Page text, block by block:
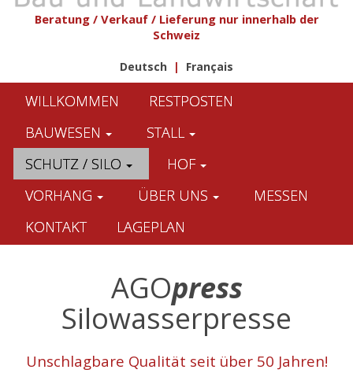
Beratung / Verkauf / Lieferung nur innerhalb der
Schweiz
Deutsch | Français
WILLKOMMEN
RESTPOSTEN
BAUWESEN
STALL
SCHUTZ / SILO
HOF
VORHANG
ÜBER UNS
MESSEN
KONTAKT
LAGEPLAN
AGOpress
Silowasserpresse
Unschlagbare Qualität seit über 50 Jahren!